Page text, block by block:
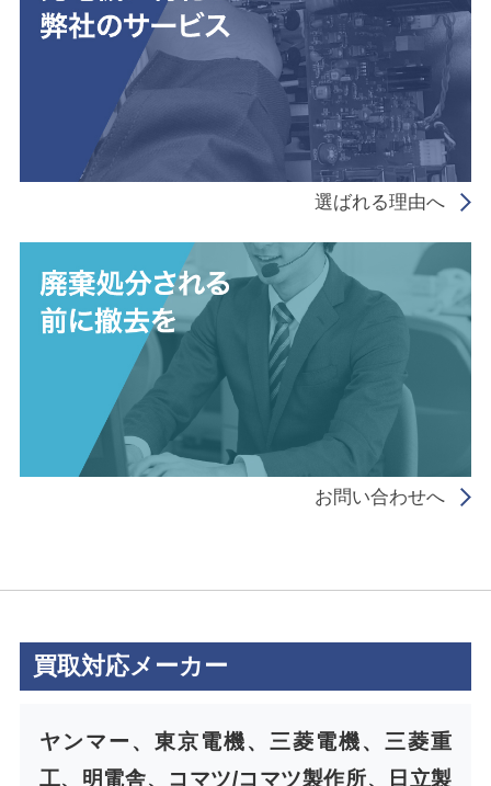
選ばれる理由へ
お問い合わせへ
買取対応メーカー
ヤンマー、東京電機、三菱電機、三菱重
工、明電舎、コマツ/コマツ製作所、日立製